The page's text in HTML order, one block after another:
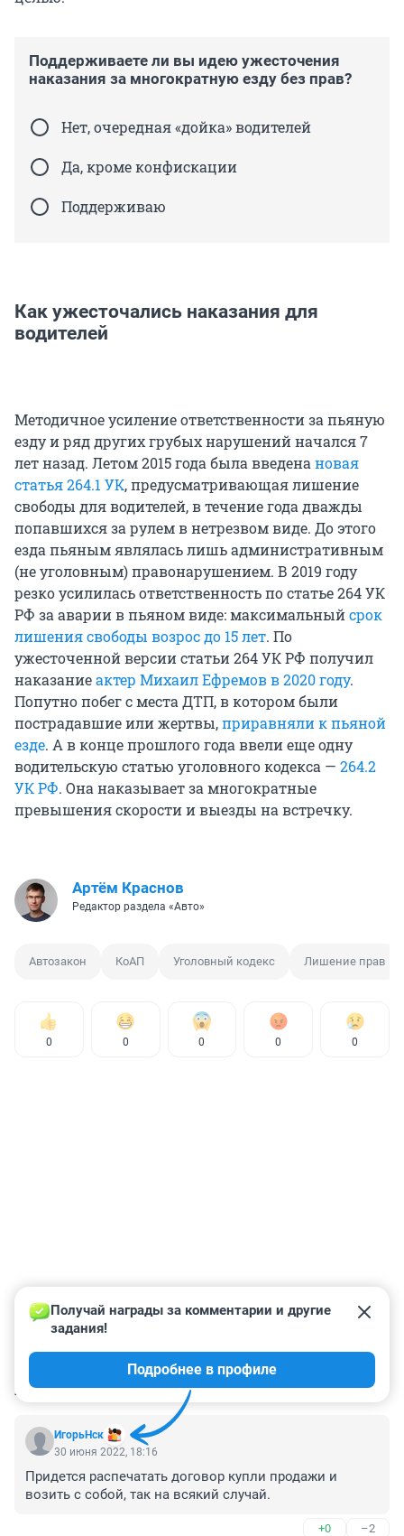
Поддерживаете ли вы идею ужесточения
наказания за многократную езду без прав?
Нет, очередная «дойка» водителей
Да, кроме конфискации
Поддерживаю
Как ужесточались наказания для
водителей
Методичное усиление ответственности за пьяную
езду и ряд других грубых нарушений начался 7
лет назад. Летом 2015 года была введена новая
статья 264.1 УК, предусматривающая лишение
свободы для водителей, в течение года дважды
попавшихся за рулем в нетрезвом виде. До этого
езда пьяным являлась лишь административным
(не уголовным) правонарушением. В 2019 году
резко усилилась ответственность по статье 264 УК
РФ за аварии в пьяном виде: максимальныйсрок
лишения свободы возрос до 15 лет. По
ужесточенной версии статьи 264 УК РФ получил
наказаниеактер Михаил Ефремов в 2020 году.
Попутно побег с места ДТП, в котором были
пострадавшие или жертвы,приравняли к пьяной
езде. А в конце прошлого года ввели еще одну
водительскую статью уголовного кодекса — 264.2
УК РФ. Она наказывает за многократные
превышения скорости и выезды на встречку.
Артём Краснов
Редактор раздела «Авто»
Автозакон КоАП Уголовный кодекс Лишение прав
0 0 0 0 0
КОММЕНТАРИИ 55
ИгорьНск
Получай награды за комментарии и другие
задания!
Подробнее в профиле
30 июня 2022, 18:16
Придется распечатать договор купли продажи и
возить с собой, так на всякий случай.
+0 –2